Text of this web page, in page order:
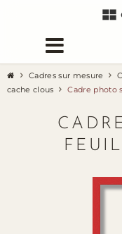
Cadres sur mesure
cache clous
Cadre photo